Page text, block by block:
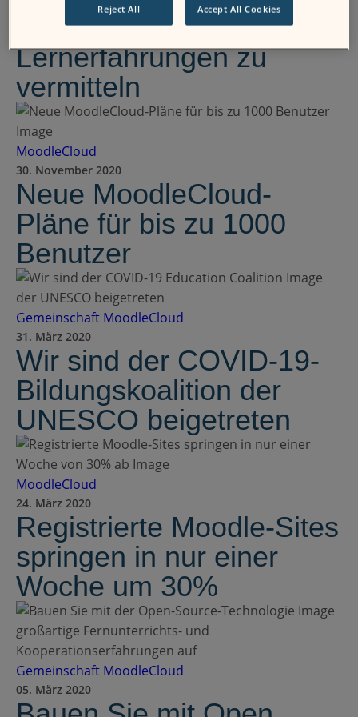
außergewöhnliche
Lernerfahrungen zu
vermitteln
MoodleCloud
30. November 2020
Neue MoodleCloud-
Pläne für bis zu 1000
Benutzer
Gemeinschaft MoodleCloud
31. März 2020
Wir sind der COVID-19-
Bildungskoalition der
UNESCO beigetreten
MoodleCloud
24. März 2020
Registrierte Moodle-Sites
springen in nur einer
Woche um 30%
Gemeinschaft MoodleCloud
05. März 2020
Reject All Accept All Cookies